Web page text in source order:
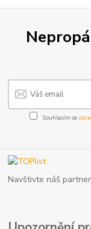
Souhlasím se
Navštivte náš